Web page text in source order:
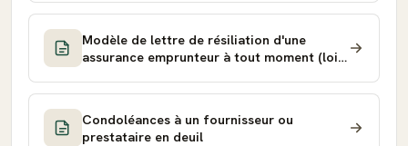
Modèle de lettre de résiliation d'une
assurance emprunteur à tout moment (loi
Condoléances à un fournisseur ou
prestataire en deuil